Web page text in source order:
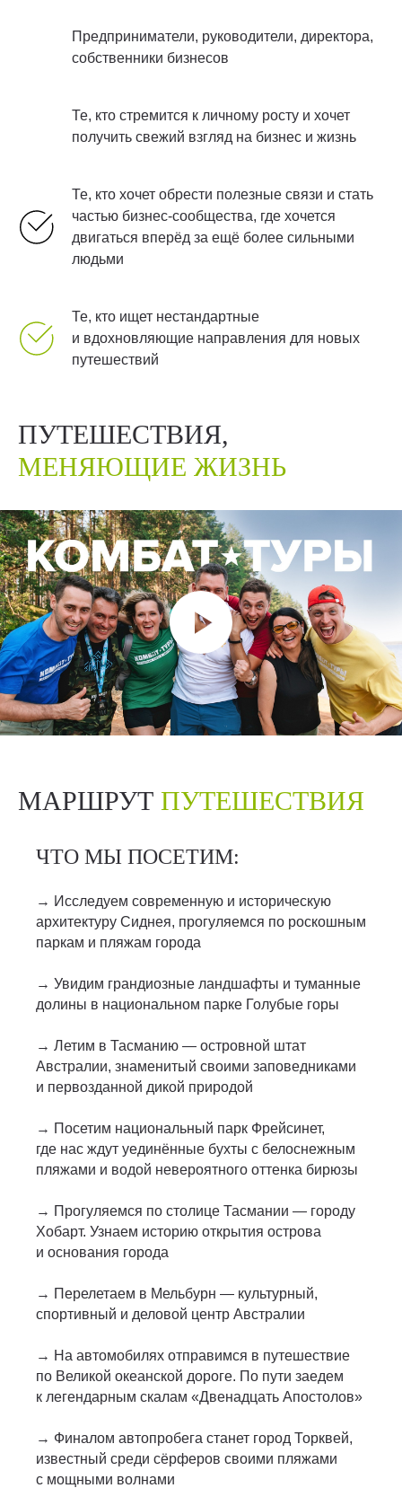
Предприниматели, руководители, директора,
собственники бизнесов
Те, кто стремится к личному росту и хочет
получить свежий взгляд на бизнес и жизнь
Те, кто хочет обрести полезные связи и стать
частью бизнес-сообщества, где хочется
двигаться вперёд за ещё более сильными
людьми
Те, кто ищет нестандартные
и вдохновляющие направления для новых
путешествий
ПУТЕШЕСТВИЯ,
МЕНЯЮЩИЕ ЖИЗНЬ
МАРШРУТ ПУТЕШЕСТВИЯ
ЧТО МЫ ПОСЕТИМ:
→ Исследуем современную и историческую
архитектуру Сиднея, прогуляемся по роскошным
паркам и пляжам города
→ Увидим грандиозные ландшафты и туманные
долины в национальном парке Голубые горы
→ Летим в Тасманию — островной штат
Австралии, знаменитый своими заповедниками
и первозданной дикой природой
→ Посетим национальный парк Фрейсинет,
где нас ждут уединённые бухты с белоснежным
пляжами и водой невероятного оттенка бирюзы
→ Прогуляемся по столице Тасмании — городу
Хобарт. Узнаем историю открытия острова
и основания города
→ Перелетаем в Мельбурн — культурный,
спортивный и деловой центр Австралии
→ На автомобилях отправимся в путешествие
по Великой океанской дороге. По пути заедем
к легендарным скалам «Двенадцать Апостолов»
→ Финалом автопробега станет город Торквей,
известный среди сёрферов своими пляжами
с мощными волнами